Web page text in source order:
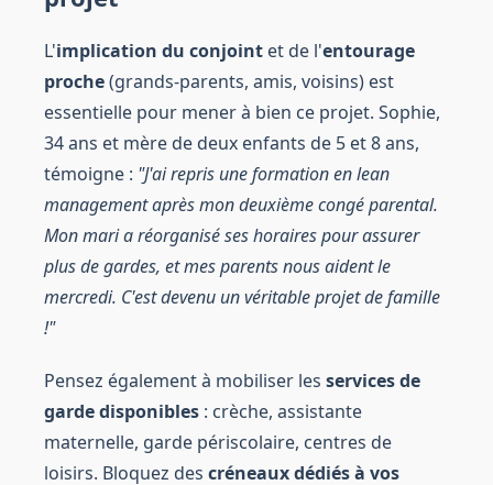
L'implication du conjoint et de l'entourage
proche(grands-parents, amis, voisins) est
essentielle pour mener à bien ce projet. Sophie,
34 ans et mère de deux enfants de 5 et 8 ans,
témoigne : "J'ai repris une formation en lean
management après mon deuxième congé parental.
Mon mari a réorganisé ses horaires pour assurer
plus de gardes, et mes parents nous aident le
mercredi. C'est devenu un véritable projet de famille
!"
Pensez également à mobiliser les services de
garde disponibles : crèche, assistante
maternelle, garde périscolaire, centres de
loisirs. Bloquez des créneaux dédiés à vos